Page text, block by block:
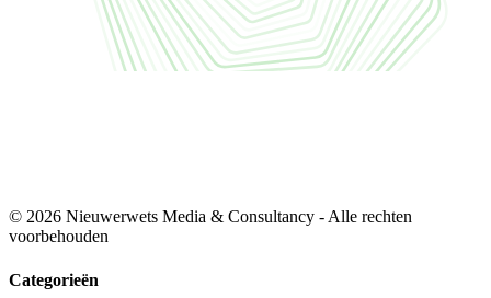
© 2026 Nieuwerwets Media & Consultancy - Alle rechten
voorbehouden
Categorieën